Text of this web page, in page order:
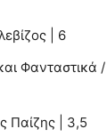
| 6
Φανταστικά
Παίζης | 3,5